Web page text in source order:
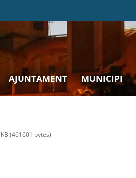
AJUNTAMENT MUNICIPI
(461601 bytes)